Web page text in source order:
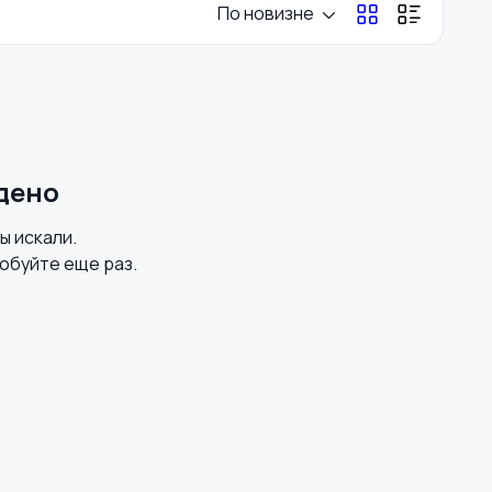
Страхование
По новизне
искали.
еще раз.